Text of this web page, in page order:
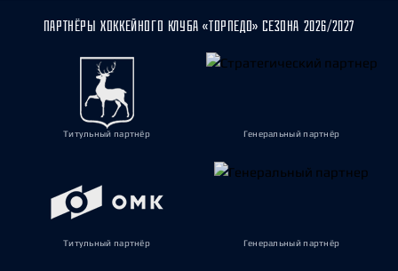
ПАРТНЁРЫ ХОККЕЙНОГО КЛУБА «ТОРПЕДО» СЕЗОНА 2026/2027
Титульный партнёр Генеральный партнёр
Титульный партнёр Генеральный партнёр